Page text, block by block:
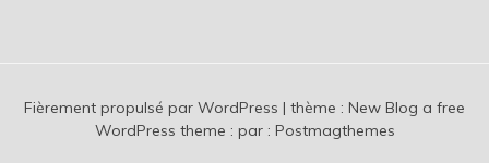
Fièrement propulsé par WordPress | thème : New Blog a free
WordPress theme : par : Postmagthemes